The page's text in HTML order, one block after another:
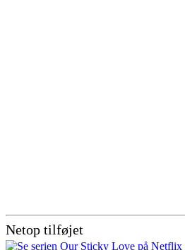
Netop tilføjet